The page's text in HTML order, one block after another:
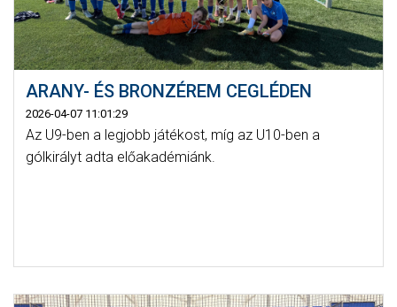
ARANY- ÉS BRONZÉREM CEGLÉDEN
2026-04-07 11:01:29
Az U9-ben a legjobb játékost, míg az U10-ben a
gólkirályt adta előakadémiánk.